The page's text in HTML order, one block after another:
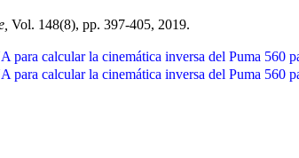
Vol. 148(8), pp. 397-405, 2019.
para calcular la cinemática inversa del Puma 560
para calcular la cinemática inversa del Puma 560